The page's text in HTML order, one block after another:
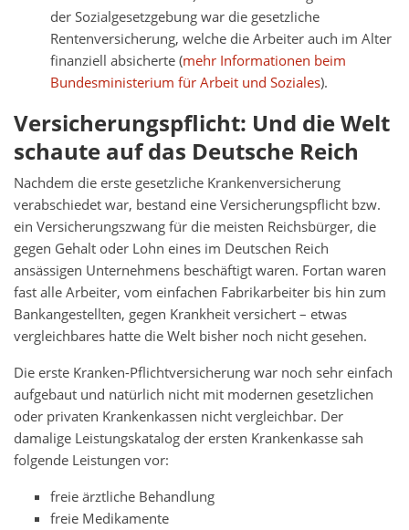
der Sozialgesetzgebung war die gesetzliche
Rentenversicherung, welche die Arbeiter auch im Alter
finanziell absicherte (mehr Informationen beim
Bundesministerium für Arbeit und Soziales).
Versicherungspflicht: Und die Welt
schaute auf das Deutsche Reich
Nachdem die erste gesetzliche Krankenversicherung
verabschiedet war, bestand eine Versicherungspflicht bzw.
ein Versicherungszwang für die meisten Reichsbürger, die
gegen Gehalt oder Lohn eines im Deutschen Reich
ansässigen Unternehmens beschäftigt waren. Fortan waren
fast alle Arbeiter, vom einfachen Fabrikarbeiter bis hin zum
Bankangestellten, gegen Krankheit versichert – etwas
vergleichbares hatte die Welt bisher noch nicht gesehen.
Die erste Kranken-Pflichtversicherung war noch sehr einfach
aufgebaut und natürlich nicht mit modernen gesetzlichen
oder privaten Krankenkassen nicht vergleichbar. Der
damalige Leistungskatalog der ersten Krankenkasse sah
folgende Leistungen vor:
freie ärztliche Behandlung
freie Medikamente